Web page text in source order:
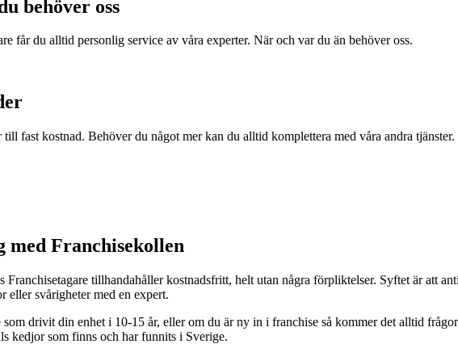
behöver oss
får du alltid personlig service av våra experter. När och var du än behöver oss.
fast kostnad. Behöver du något mer kan du alltid komplettera med våra andra tjänster.
med Franchisekollen
Franchisetagare tillhandahåller kostnadsfritt, helt utan några förpliktelser. Syftet är att
eller svårigheter med en expert.
som drivit din enhet i 10-15 år, eller om du är ny in i franchise så kommer det alltid
kedjor som finns och har funnits i Sverige.